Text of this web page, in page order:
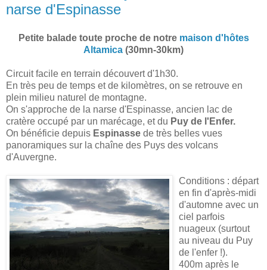
narse d'Espinasse
Petite balade toute proche de notre maison d'hôtes
Altamica (30mn-30km)
Circuit facile en terrain découvert d'1h30.
En très peu de temps et de kilomètres, on se retrouve en
plein milieu naturel de montagne.
On s'approche de la narse d'Espinasse, ancien lac de
cratère occupé par un marécage, et du Puy de l'Enfer.
On bénéficie depuis Espinasse de très belles vues
panoramiques sur la chaîne des Puys des volcans
d'Auvergne.
Conditions : départ
en fin d'après-midi
d'automne avec un
ciel parfois
nuageux (surtout
au niveau du Puy
de l'enfer !).
400m après le